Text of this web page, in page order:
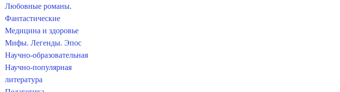
Любовные романы.
Фантастические
Медицина и здоровье
Мифы. Легенды. Эпос
Научно-образовательная
Научно-популярная
литература